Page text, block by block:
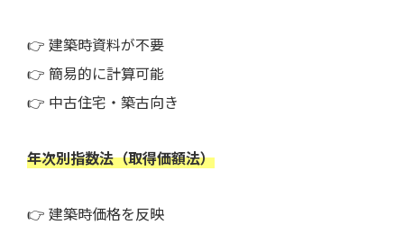
👉 建築時資料が不要
👉 簡易的に計算可能
👉 中古住宅・築古向き
年次別指数法（取得価額法）
👉 建築時価格を反映